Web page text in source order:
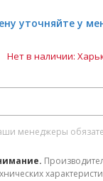
уточняйте у
Нет в наличии:
менеджеры